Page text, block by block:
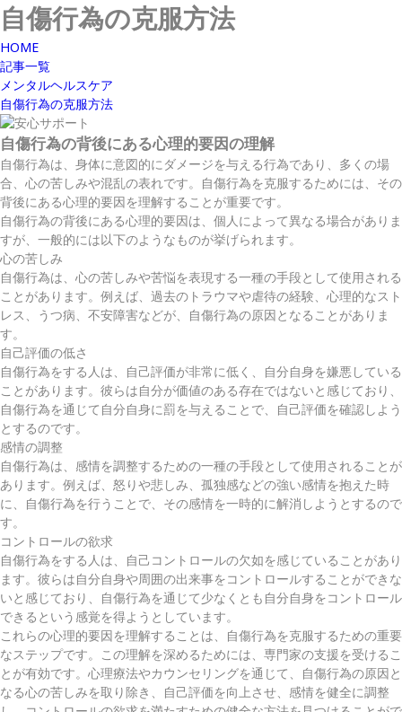
自傷行為の克服方法
HOME
記事一覧
メンタルヘルスケア
自傷行為の克服方法
自傷行為の背後にある心理的要因の理解
自傷行為は、身体に意図的にダメージを与える行為であり、多くの場
合、心の苦しみや混乱の表れです。自傷行為を克服するためには、その
背後にある心理的要因を理解することが重要です。
自傷行為の背後にある心理的要因は、個人によって異なる場合がありま
すが、一般的には以下のようなものが挙げられます。
心の苦しみ
自傷行為は、心の苦しみや苦悩を表現する一種の手段として使用される
ことがあります。例えば、過去のトラウマや虐待の経験、心理的なスト
レス、うつ病、不安障害などが、自傷行為の原因となることがありま
す。
自己評価の低さ
自傷行為をする人は、自己評価が非常に低く、自分自身を嫌悪している
ことがあります。彼らは自分が価値のある存在ではないと感じており、
自傷行為を通じて自分自身に罰を与えることで、自己評価を確認しよう
とするのです。
感情の調整
自傷行為は、感情を調整するための一種の手段として使用されることが
あります。例えば、怒りや悲しみ、孤独感などの強い感情を抱えた時
に、自傷行為を行うことで、その感情を一時的に解消しようとするので
す。
コントロールの欲求
自傷行為をする人は、自己コントロールの欠如を感じていることがあり
ます。彼らは自分自身や周囲の出来事をコントロールすることができな
いと感じており、自傷行為を通じて少なくとも自分自身をコントロール
できるという感覚を得ようとしています。
これらの心理的要因を理解することは、自傷行為を克服するための重要
なステップです。この理解を深めるためには、専門家の支援を受けるこ
とが有効です。心理療法やカウンセリングを通じて、自傷行為の原因と
なる心の苦しみを取り除き、自己評価を向上させ、感情を健全に調整